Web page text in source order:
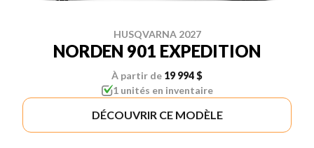
HUSQVARNA 2027
NORDEN 901 EXPEDITION
À partir de 19 994 $
1 unités en inventaire
DÉCOUVRIR CE MODÈLE